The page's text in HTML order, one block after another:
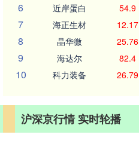
6 近岸蛋白 54.9
7 海正生材 12.17
8 晶华微 25.76
9 海达尔 82.4
10 科力装备 26.79
沪深京行情 实时轮播